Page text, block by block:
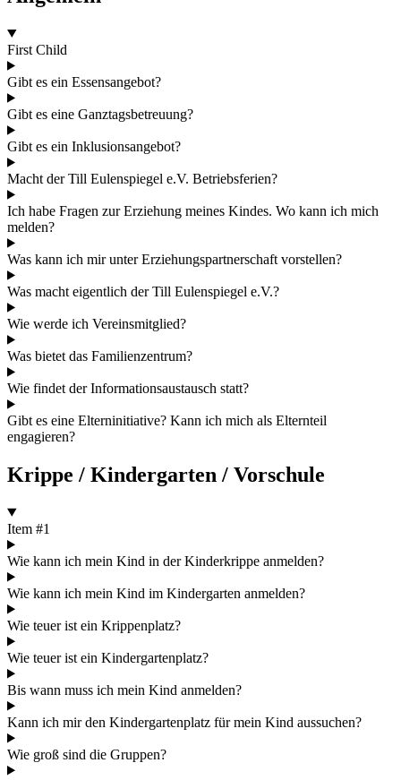
First Child
Gibt es ein Essensangebot?
Gibt es eine Ganztagsbetreuung?
Gibt es ein Inklusionsangebot?
Macht der Till Eulenspiegel e.V. Betriebsferien?
Ich habe Fragen zur Erziehung meines Kindes. Wo kann ich mich
melden?
Was kann ich mir unter Erziehungspartnerschaft vorstellen?
Was macht eigentlich der Till Eulenspiegel e.V.?
Wie werde ich Vereinsmitglied?
Was bietet das Familienzentrum?
Wie findet der Informationsaustausch statt?
Gibt es eine Elterninitiative? Kann ich mich als Elternteil
engagieren?
Krippe / Kindergarten / Vorschule
Item #1
Wie kann ich mein Kind in der Kinderkrippe anmelden?
Wie kann ich mein Kind im Kindergarten anmelden?
Wie teuer ist ein Krippenplatz?
Wie teuer ist ein Kindergartenplatz?
Bis wann muss ich mein Kind anmelden?
Kann ich mir den Kindergartenplatz für mein Kind aussuchen?
Wie groß sind die Gruppen?